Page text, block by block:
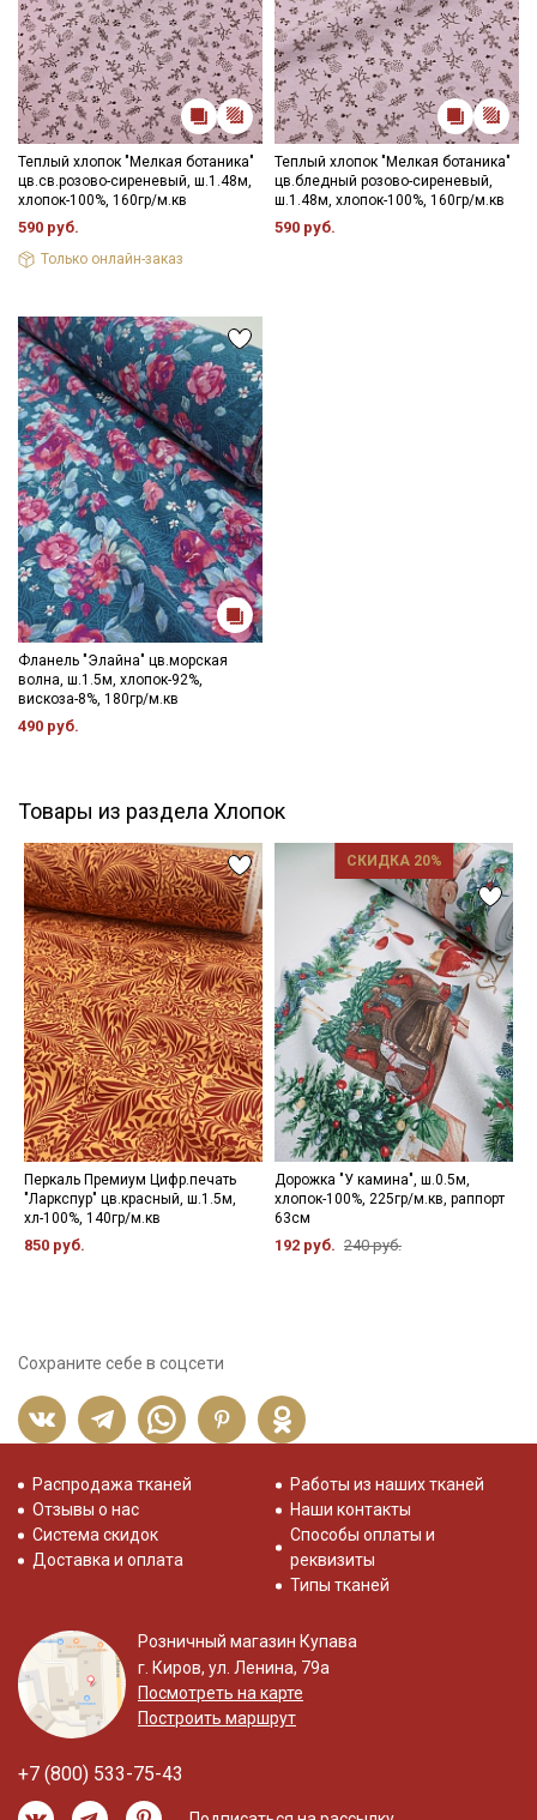
Теплый хлопок "Мелкая ботаника"
цв.св.розово-сиреневый, ш.1.48м,
хлопок-100%, 160гр/м.кв
590 руб.
Только онлайн-заказ
Теплый хлопок "Мелкая ботаника"
цв.бледный розово-сиреневый,
ш.1.48м, хлопок-100%, 160гр/м.кв
590 руб.
Фланель "Элайна" цв.морская
волна, ш.1.5м, хлопок-92%,
вискоза-8%, 180гр/м.кв
490 руб.
Товары из раздела Хлопок
Перкаль Премиум Цифр.печать
"Ларкспур" цв.красный, ш.1.5м,
хл-100%, 140гр/м.кв
850 руб.
СКИДКА 20%
Дорожка "У камина", ш.0.5м,
хлопок-100%, 225гр/м.кв, раппорт
63см
192 руб. 240 руб.
Сохраните себе в соцсети
Распродажа тканей
Отзывы о нас
Система скидок
Доставка и оплата
Работы из наших тканей
Наши контакты
Способы оплаты и
реквизиты
Типы тканей
Розничный магазин Купава
г. Киров, ул. Ленина, 79а
Посмотреть на карте
Построить маршрут
+7 (800) 533-75-43